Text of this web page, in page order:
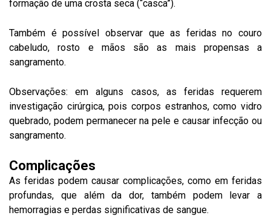
formação de uma crosta seca (“casca”).
Também é possível observar que as feridas no couro
cabeludo, rosto e mãos são as mais propensas a
sangramento.
Observações: em alguns casos, as feridas requerem
investigação cirúrgica, pois corpos estranhos, como vidro
quebrado, podem permanecer na pele e causar infecção ou
sangramento.
Complicações
As feridas podem causar complicações, como em feridas
profundas, que além da dor, também podem levar a
hemorragias e perdas significativas de sangue.